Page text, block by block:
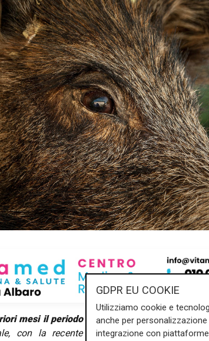
mesi il periodo di caccia al cinghiale
con la recente proposta del ministro
GDPR EU COOKIE
Utilizziamo cookie e
anche per
integrazione con